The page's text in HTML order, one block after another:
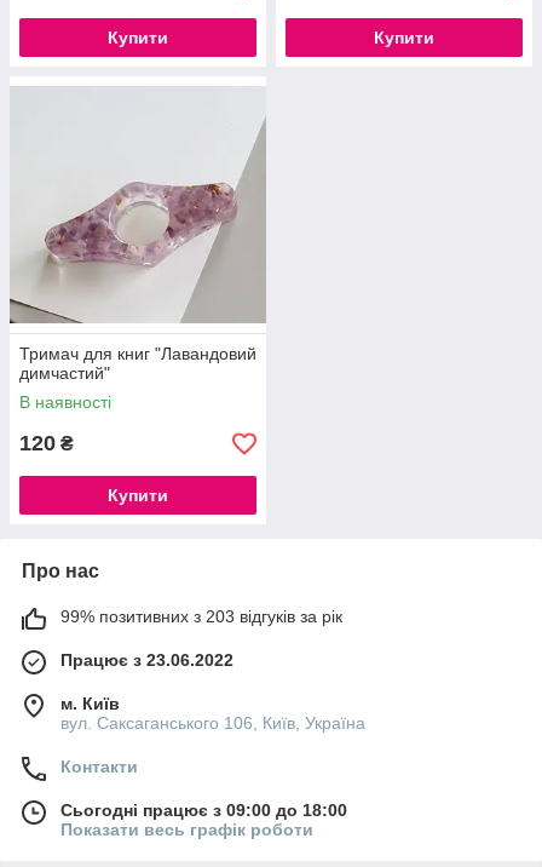
Купити Купити
Тримач для книг "Лавандовий
димчастий"
В наявності
120 ₴
Купити
Про нас
99% позитивних з 203 відгуків за рік
Працює з 23.06.2022
м. Київ
вул. Саксаганського 106, Київ, Україна
Контакти
Сьогодні працює з 09:00 до 18:00
Показати весь графік роботи